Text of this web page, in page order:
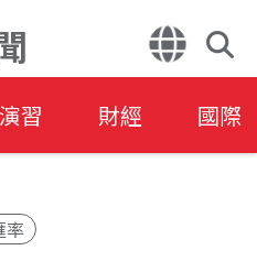
習 財經 國際
率